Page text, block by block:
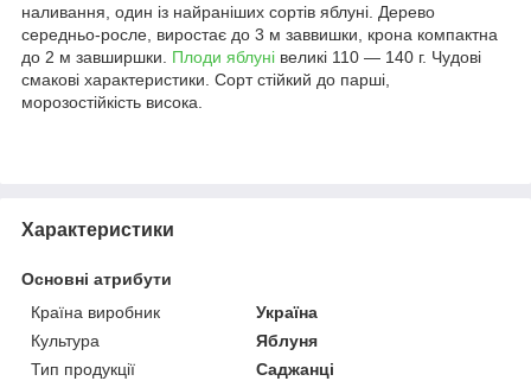
наливання, один із найраніших сортів яблуні. Дерево
середньо-росле, виростає до 3 м заввишки, крона компактна
до 2 м завширшки. Плоди яблуні великі 110 — 140 г. Чудові
смакові характеристики. Сорт стійкий до парші,
морозостійкість висока.
Характеристики
Основні атрибути
Країна виробник
Україна
Культура
Яблуня
Тип продукції
Саджанці